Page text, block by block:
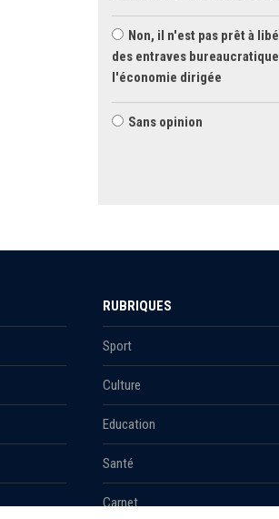
Non, il n'est pas prêt à
des entraves
l'économie dirigée
Sans opinion
RUBRIQUES
Sport
Culture
Education
Santé
Carnet